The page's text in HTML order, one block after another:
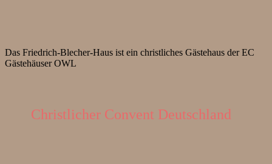
Das Friedrich-Blecher-Haus ist ein christliches Gästehaus der EC
Gästehäuser OWL
Christlicher Convent Deutschland